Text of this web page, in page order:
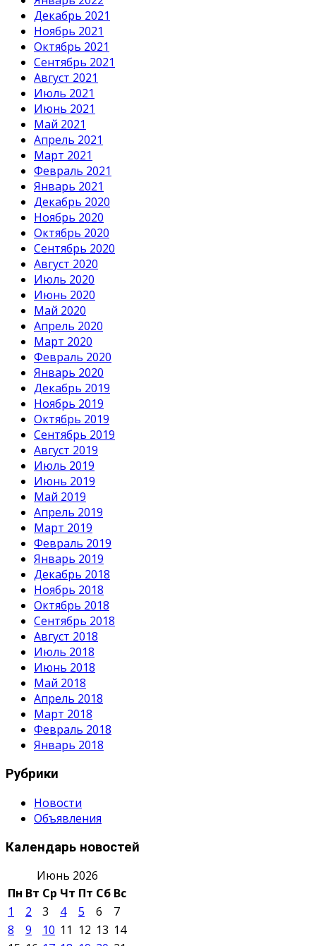
Декабрь 2021
Ноябрь 2021
Октябрь 2021
Сентябрь 2021
Август 2021
Июль 2021
Июнь 2021
Май 2021
Апрель 2021
Март 2021
Февраль 2021
Январь 2021
Декабрь 2020
Ноябрь 2020
Октябрь 2020
Сентябрь 2020
Август 2020
Июль 2020
Июнь 2020
Май 2020
Апрель 2020
Март 2020
Февраль 2020
Январь 2020
Декабрь 2019
Ноябрь 2019
Октябрь 2019
Сентябрь 2019
Август 2019
Июль 2019
Июнь 2019
Май 2019
Апрель 2019
Март 2019
Февраль 2019
Январь 2019
Декабрь 2018
Ноябрь 2018
Октябрь 2018
Сентябрь 2018
Август 2018
Июль 2018
Июнь 2018
Май 2018
Апрель 2018
Март 2018
Февраль 2018
Январь 2018
Рубрики
Новости
Объявления
Календарь новостей
Июнь 2026
Пн Вт Ср Чт Пт Сб Вс
1
2 3 4 5 6
7
8
9 10 11 12 13 14